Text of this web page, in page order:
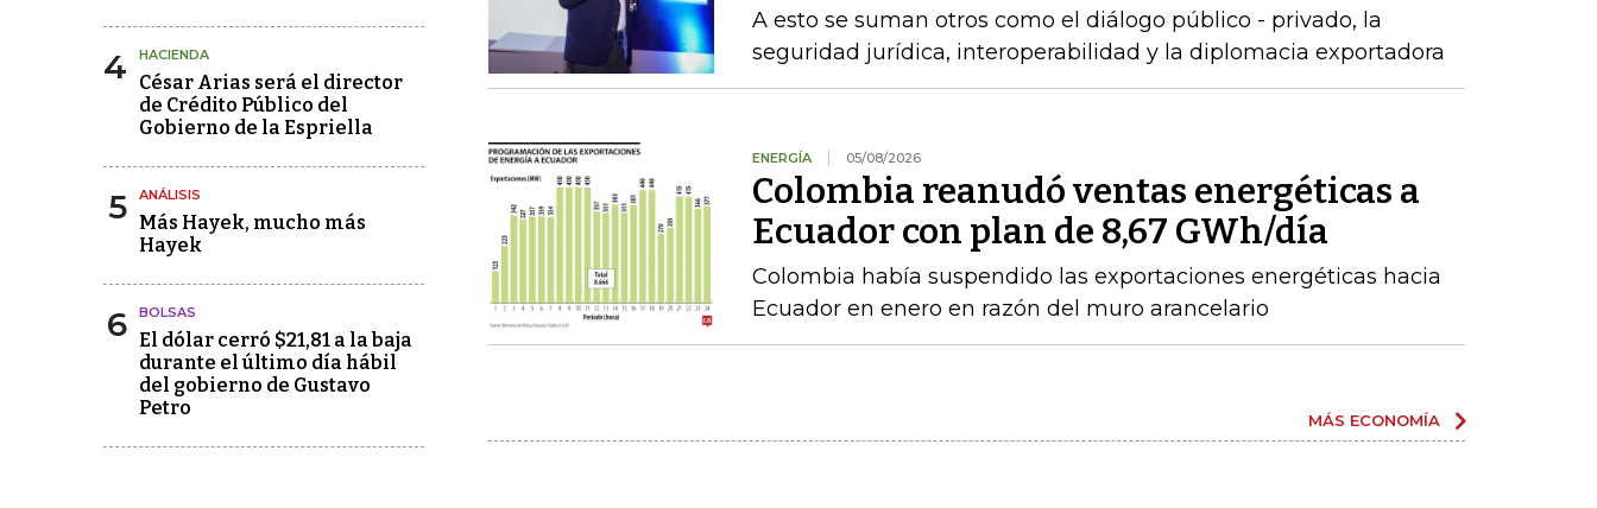
4 HACIENDA
César Arias será el director
de Crédito Público del
Gobierno de la Espriella
5 ANÁLISIS
Más Hayek, mucho más
Hayek
6 BOLSAS
El dólar cerró $21,81 a la baja
durante el último día hábil
del gobierno de Gustavo
Petro
A esto se suman otros como el diálogo público - privado, la
seguridad jurídica, interoperabilidad y la diplomacia exportadora
ENERGÍA 05/08/2026
Colombia reanudó ventas energéticas a
Ecuador con plan de 8,67 GWh/día
Colombia había suspendido las exportaciones energéticas hacia
Ecuador en enero en razón del muro arancelario
MÁS ECONOMÍA